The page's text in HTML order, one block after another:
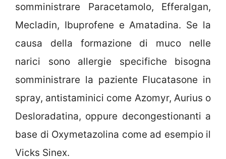
somministrare Paracetamolo, Efferalgan,
Mecladin, Ibuprofene e Amatadina. Se la
causa della formazione di muco nelle
narici sono allergie specifiche bisogna
somministrare la paziente Flucatasone in
spray, antistaminici come Azomyr, Aurius o
Desloradatina, oppure decongestionanti a
base di Oxymetazolina come ad esempio il
Vicks Sinex.